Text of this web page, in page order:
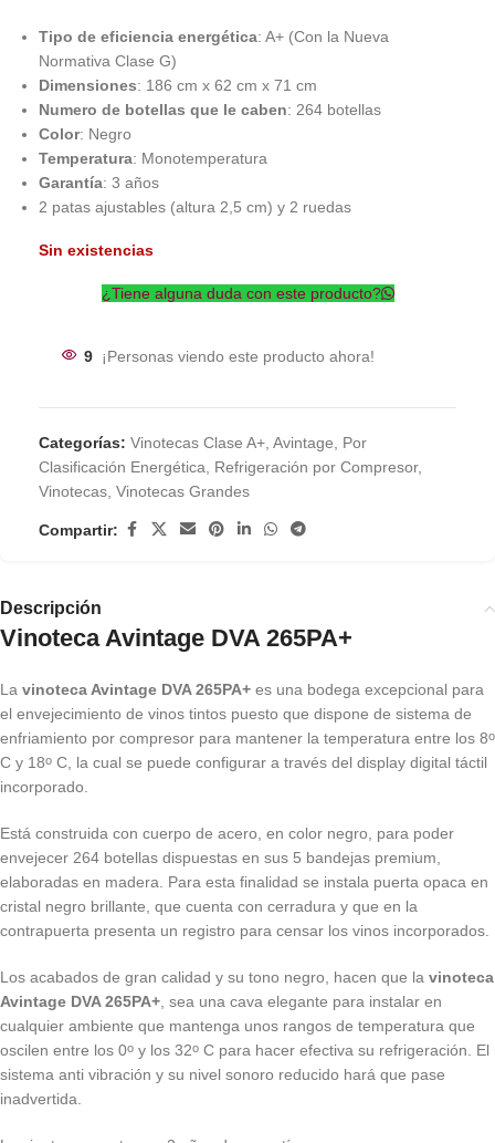
Tipo de eficiencia energética: A+ (Con la Nueva
Normativa Clase G)
Dimensiones: 186 cm x 62 cm x 71 cm
Numero de botellas que le caben: 264 botellas
Color: Negro
Temperatura: Monotemperatura
Garantía: 3 años
2 patas ajustables (altura 2,5 cm) y 2 ruedas
Sin existencias
¿Tiene alguna duda con este producto?
9 ¡Personas viendo este producto ahora!
Categorías: Vinotecas Clase A+ Avintage
Por
Clasificación Energética
Refrigeración por Compresor,
Vinotecas Vinotecas Grandes
Compartir:
Descripción
Vinoteca Avintage DVA 265PA+
La vinoteca Avintage DVA 265PA+ es una bodega excepcional para
el envejecimiento de vinos tintos puesto que dispone de sistema de
enfriamiento por compresor para mantener la temperatura entre los 8o
C y 18o C, la cual se puede configurar a través del display digital táctil
incorporado.
Está construida con cuerpo de acero, en color negro, para poder
envejecer 264 botellas dispuestas en sus 5 bandejas premium,
elaboradas en madera. Para esta finalidad se instala puerta opaca en
cristal negro brillante, que cuenta con cerradura y que en la
contrapuerta presenta un registro para censar los vinos incorporados.
Los acabados de gran calidad y su tono negro, hacen que la vinoteca
Avintage DVA 265PA+ , sea una cava elegante para instalar en
cualquier ambiente que mantenga unos rangos de temperatura que
oscilen entre los 0o y los 32o C para hacer efectiva su refrigeración. El
sistema anti vibración y su nivel sonoro reducido hará que pase
inadvertida.